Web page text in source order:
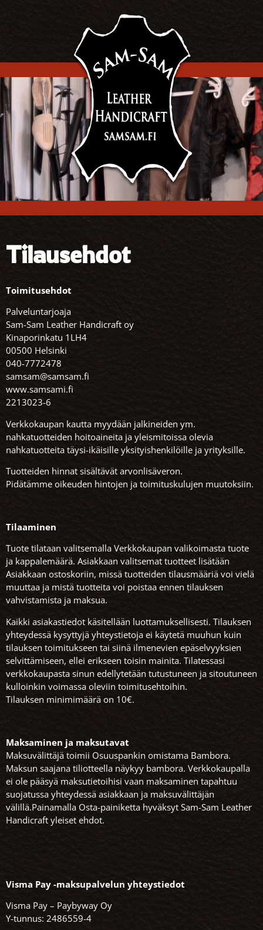
Tilausehdot
Toimitusehdot
Palveluntarjoaja
Sam-Sam Leather Handicraft oy
Kinaporinkatu 1LH4
00500 Helsinki
040-7772478
samsam@samsam.fi
www.samsami.fi
2213023-6
Verkkokaupan kautta myydään jalkineiden ym.
nahkatuotteiden hoitoaineita ja yleismitoissa olevia
nahkatuotteita täysi-ikäisille yksityishenkilöille ja yrityksille.
Tuotteiden hinnat sisältävät arvonlisäveron.
Pidätämme oikeuden hintojen ja toimituskulujen muutoksiin.
Tilaaminen
Tuote tilataan valitsemalla Verkkokaupan valikoimasta tuote
ja kappalemäärä. Asiakkaan valitsemat tuotteet lisätään
Asiakkaan ostoskoriin, missä tuotteiden tilausmääriä voi vielä
muuttaa ja mistä tuotteita voi poistaa ennen tilauksen
vahvistamista ja maksua.
Kaikki asiakastiedot käsitellään luottamuksellisesti. Tilauksen
yhteydessä kysyttyjä yhteystietoja ei käytetä muuhun kuin
tilauksen toimitukseen tai siinä ilmenevien epäselvyyksien
selvittämiseen, ellei erikseen toisin mainita. Tilatessasi
verkkokaupasta sinun edellytetään tutustuneen ja sitoutuneen
kulloinkin voimassa oleviin toimitusehtoihin.
Tilauksen minimimäärä on 10€.
Maksaminen ja maksutavat
Maksuvälittäjä toimii Osuuspankin omistama Bambora.
Maksun saajana tiliotteella näykyy bambora. Verkkokaupalla
ei ole pääsyä maksutietoihisi vaan maksaminen tapahtuu
suojatussa yhteydessä asiakkaan ja maksuvälittäjän
välillä.Painamalla Osta-painiketta hyväksyt Sam-Sam Leather
Handicraft yleiset ehdot.
Visma Pay -maksupalvelun yhteystiedot
Visma Pay – Paybyway Oy
Y-tunnus: 2486559-4